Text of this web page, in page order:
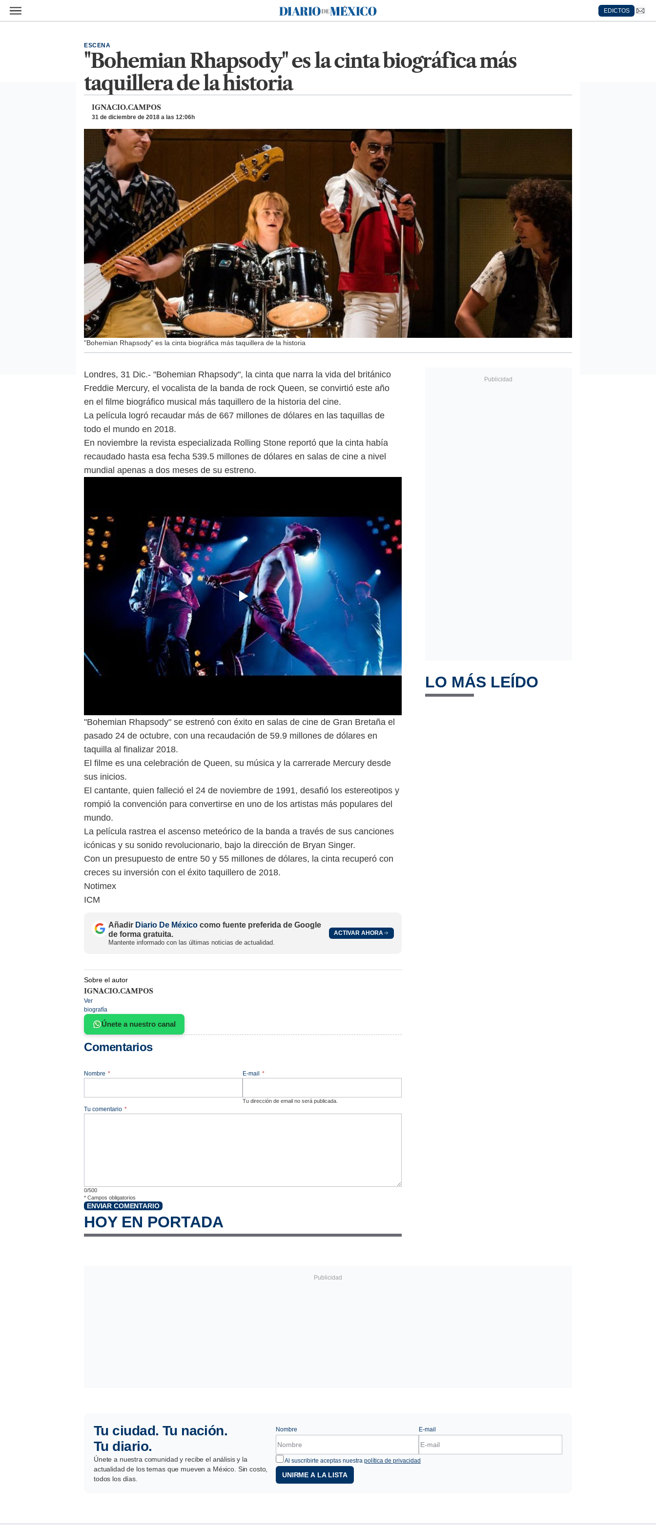
Ir al contenido principal
Diario de México
EDICTOS
"Bohemian Rhapsody" es la cinta biográfica más
taquillera de la historia
ESCENA
IGNACIO.CAMPOS
31 de diciembre de 2018 a las 12:06h
"Bohemian Rhapsody" es la cinta biográfica más taquillera de la historia
Londres, 31 Dic.- "Bohemian Rhapsody", la cinta que narra la vida del británico
Freddie Mercury, el vocalista de la banda de rock Queen, se convirtió este año
en el filme biográfico musical más taquillero de la historia del cine.
La película logró recaudar más de 667 millones de dólares en las taquillas de
todo el mundo en 2018.
En noviembre la revista especializada Rolling Stone reportó que la cinta había
recaudado hasta esa fecha 539.5 millones de dólares en salas de cine a nivel
mundial apenas a dos meses de su estreno.
"Bohemian Rhapsody" se estrenó con éxito en salas de cine de Gran Bretaña el
pasado 24 de octubre, con una recaudación de 59.9 millones de dólares en
taquilla al finalizar 2018.
El filme es una celebración de Queen, su música y la carrerade Mercury desde
sus inicios.
El cantante, quien falleció el 24 de noviembre de 1991, desafió los estereotipos y
rompió la convención para convertirse en uno de los artistas más populares del
mundo.
La película rastrea el ascenso meteórico de la banda a través de sus canciones
icónicas y su sonido revolucionario, bajo la dirección de Bryan Singer.
Con un presupuesto de entre 50 y 55 millones de dólares, la cinta recuperó con
creces su inversión con el éxito taquillero de 2018.
Notimex
ICM
Añadir Diario De México como fuente preferida de Google
de forma gratuita.
Mantente informado con las últimas noticias de actualidad.
ACTIVAR AHORA
Sobre el autor
IGNACIO.CAMPOS
Ver
biografía
Únete a nuestro canal
Comentarios
Nombre * E-mail *
Tu dirección de email no será publicada.
Tu comentario *
0/500
* Campos obligatorios
ENVIAR COMENTARIO
HOY EN PORTADA
LO MÁS LEÍDO
Tu ciudad. Tu nación.
Tu diario.
Únete a nuestra comunidad y recibe el análisis y la
actualidad de los temas que mueven a México. Sin costo,
todos los días.
Nombre E-mail
Al suscribirte aceptas nuestra política de privacidad
UNIRME A LA LISTA